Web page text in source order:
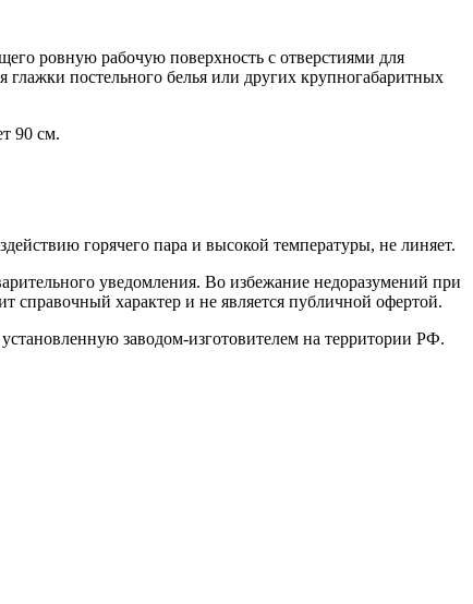
ровную рабочую поверхность с отверстиями для
постельного белья или других крупногабаритных
90 см.
горячего пара и высокой температуры, не линяет.
уведомления. Во избежание недоразумений при
характер и не является публичной офертой.
заводом-изготовителем на территории РФ.